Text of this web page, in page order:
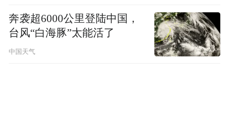
奔袭超6000公里登陆中国，
台风“白海豚”太能活了
中国天气